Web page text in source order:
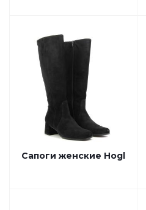
Сапоги женские Hogl